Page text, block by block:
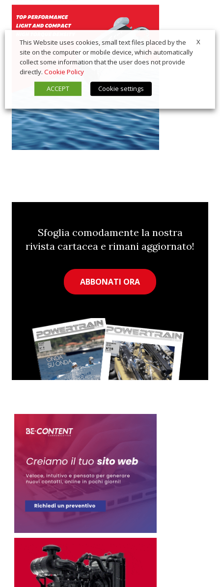
Sfoglia comodamente la nostra
rivista cartacea e rimani aggiornato!
ABBONATI ORA
X
This Website uses cookies, small text files placed by the
site on the computer or mobile device, which automatically
collect some information that the user does not provide
directly. Cookie Policy
ACCEPT
Cookie settings